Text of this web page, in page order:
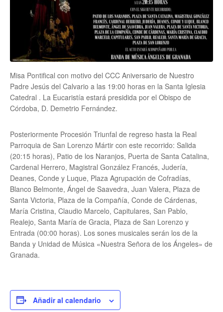
Misa Pontifical con motivo del CCC Aniversario de Nuestro
Padre Jesús del Calvario a las 19:00 horas en la Santa Iglesia
Catedral . La Eucaristía estará presidida por el Obispo de
Córdoba, D. Demetrio Fernández.
Posteriormente Procesión Triunfal de regreso hasta la Real
Parroquia de San Lorenzo Mártir con este recorrido: Salida
(20:15 horas), Patio de los Naranjos, Puerta de Santa Catalina,
Cardenal Herrero, Magistral González Francés, Judería,
Deanes, Conde y Luque, Plaza Agrupación de Cofradías,
Blanco Belmonte, Ángel de Saavedra, Juan Valera, Plaza de
Santa Victoria, Plaza de la Compañía, Conde de Cárdenas,
María Cristina, Claudio Marcelo, Capitulares, San Pablo,
Realejo, Santa María de Gracia, Plaza de San Lorenzo y
Entrada (00:00 horas). Los sones musicales serán los de la
Banda y Unidad de Música «Nuestra Señora de los Ángeles» de
Granada.
Añadir al calendario